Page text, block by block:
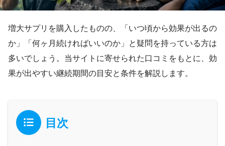
増大サプリを購入したものの、「いつ頃から効果が出るの
か」「何ヶ月続ければいいのか」と疑問を持っている方は
多いでしょう。当サイトに寄せられた口コミをもとに、効
果が出やすい継続期間の目安と条件を解説します。
目次